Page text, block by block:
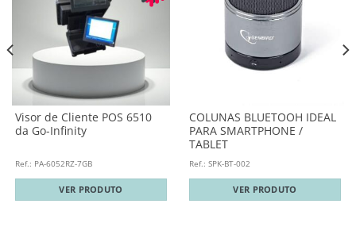
Visor de Cliente POS 6510
da Go-Infinity
Ref.: PA-6052RZ-7GB
VER PRODUTO
COLUNAS BLUETOOH IDEAL
PARA SMARTPHONE /
TABLET
Ref.: SPK-BT-002
VER PRODUTO